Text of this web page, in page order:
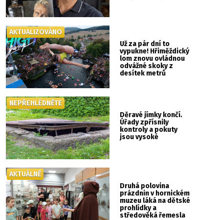
Už za pár dní to
vypukne! Hřiměždický
lom znovu ovládnou
odvážné skoky z
desítek metrů
AKTUALIZOVÁNO
Děravé jímky končí.
Úřady zpřísnily
kontroly a pokuty
jsou vysoké
NEPŘEHLÉDNĚTE
Druhá polovina
prázdnin v hornickém
muzeu láká na dětské
prohlídky a
středověká řemesla
AKTUÁLNĚ